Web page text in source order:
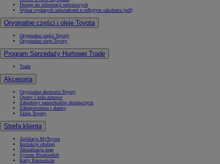
Dostęp do informacji serwisowych
Wykaz wydanych zaświadczeń o odbytym szkoleniu (pdf)
Oryginalne części i oleje Toyota
Oryginalne części Toyoty
Oryginalne oleje Toyoty
Program Sprzedaży Hurtowej Trade
Trade
Akcesoria
Oryginalne akcesoria Toyoty
Opony i koła zimowe
Zabudowy samochodów dostawczych
Zabezpieczenia i alarmy
Sklep Toyoty
Strefa klienta
Aplikacja MyToyota
Instrukcje obsługi
Aktualizacja map
System Bluetooth®
Karty Ratownicze